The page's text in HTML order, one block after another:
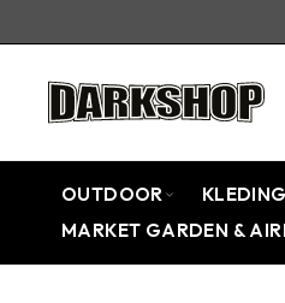
OUTDOOR KLEDING
MARKET GARDEN &